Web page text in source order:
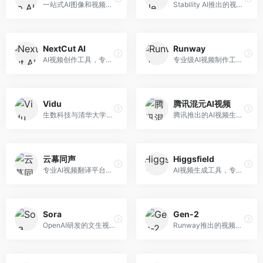
一站式AI图像和视频创作平台，整合多种生成工具。面向内容创作者，提供文生图、文生视频、视频编辑等服务，创作工具全面，一站式体验便捷。 Stability AI推出的视频生成模型，开源可部署。面向开发者和专业创作者，支持视频生成、视频编辑等功能，开源生态完善，定制化程度高。
NextCut AI
AI视频创作工具，专注于智能剪辑和视频生成。面向视频创作者，提供智能剪辑、视频生成、特效添加等功能，剪辑效率高，适合快节奏内容生产。
Runway
专业级AI视频制作工具，支持视频生成与编辑。面向影视制作人和创意工作者，提供文生视频、视频编辑、绿幕抠像等专业功能，视频处理能力强，适合专业创作场景。
Vidu
生数科技与清华大学联合研发的AI视频生成大模型。面向视频创作者和内容生产者，支持文生视频、图生视频，视频质量高，物理运动理解准确，国产视频生成领先工具。
腾讯混元AI视频
腾讯推出的AI视频生成工具，基于混元大模型。面向腾讯生态用户和内容创作者，支持文生视频、视频编辑等功能，与腾讯产品生态深度整合。
云幕同声
专业AI视频翻译平台，支持视频多语言配音和字幕生成。面向跨境电商和内容出海从业者，提供视频翻译、配音、字幕生成等服务，多语言支持完善。
Higgsfield
AI视频生成工具，专注于高质量视频内容创作。面向视频创作者和营销人员，支持文生视频、视频编辑等功能，视频效果逼真，适合商业应用。
Sora
OpenAI研发的文生视频大模型，可根据文字描述生成长达60秒的高清视频。面向影视创作者、广告从业者和内容生产者，视频连贯性强，物理世界理解准确，代表了AI视频生成的最高水平。
Gen-2
Runway推出的视频生成模型，专注于文生视频和视频风格转换。面向影视制作人和创意工作者，支持文本到视频、图像到视频等多种生成模式，视频质量专业级。